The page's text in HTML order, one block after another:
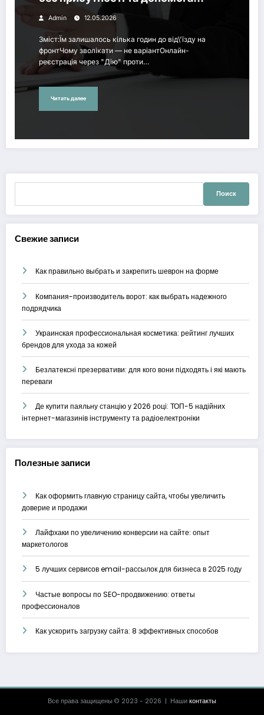
адвоката
Admin 12.05.2026
Зміст:Їм залишалось кілька годин до від\'їзду на
фронтЧому зволікати — не варіантОнлайн-
реєстрація через "Дію" проти…
Читать далее
Свежие записи
Как правильно выбрать и закрепить шеврон на форме
Компания-производитель ворот: как выбрать надежного
подрядчика
Украинская профессиональная косметика: рейтинг лучших
брендов для ухода за кожей
Безлатексні презервативи: для кого вони підходять і які мають
переваги
Де купити паяльну станцію у 2026 році: ТОП-5 надійних
інтернет-магазинів інструменту та радіоелектроніки
Полезные записи
Как оформить главную страницу сайта, чтобы увеличить
доверие и продажи
Лайфхаки по увеличению конверсии на сайте: опыт
маркетологов
5 лучших сервисов email-рассылок для бизнеса в 2025 году
Частые вопросы по SEO-продвижению: ответы
профессионалов
Как ускорить загрузку сайта: 8 эффективных способов
Все права защищены © 2023 - 2026 | Наши контакты